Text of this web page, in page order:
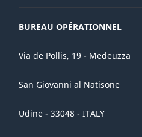
BUREAU OPÉRATIONNEL
Via de Pollis, 19 - Medeuzza
San Giovanni al Natisone
Udine - 33048 - ITALY